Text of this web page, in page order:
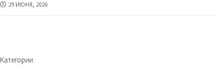
ДАТА
29 ИЮНЯ, 2026
Категории: